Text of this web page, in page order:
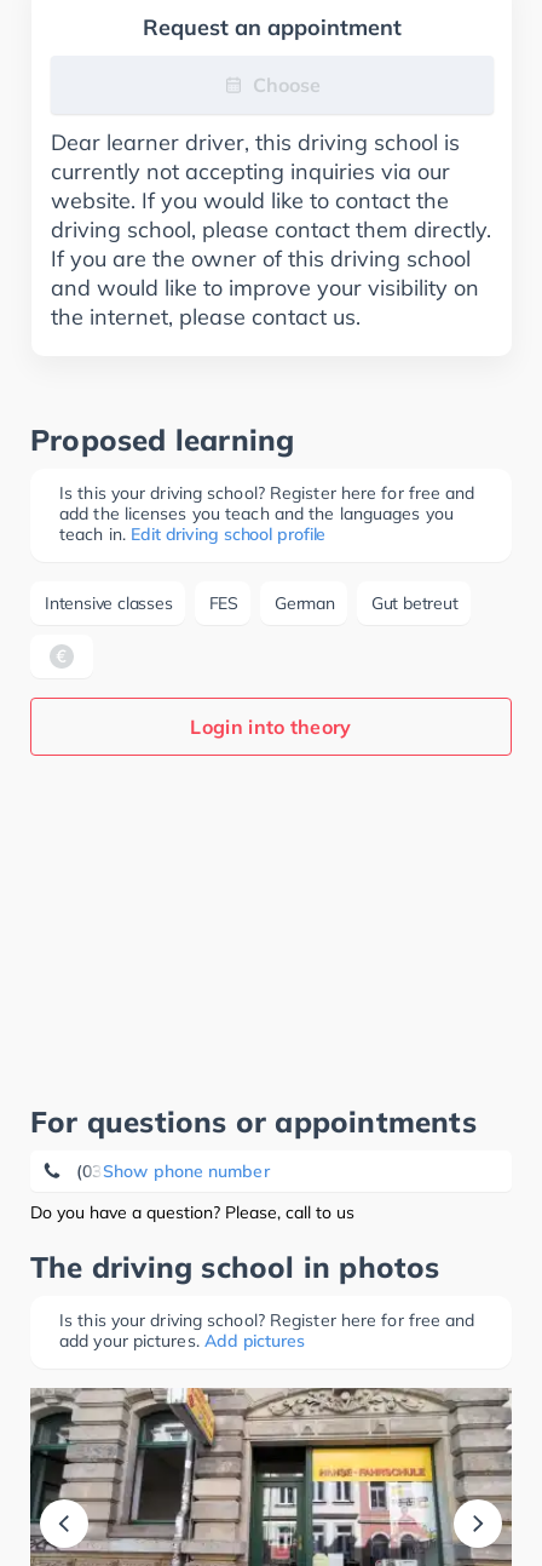
Request an appointment
Choose
Dear learner driver, this driving school is
currently not accepting inquiries via our
website. If you would like to contact the
driving school, please contact them directly.
If you are the owner of this driving school
and would like to improve your visibility on
the internet, please contact us.
Proposed learning
Is this your driving school? Register here for free and
add the licenses you teach and the languages you
teach in. Edit driving school profile
Intensive classes FES German Gut betreut
Login into theory
For questions or appointments
Show phone number
(0351) 8 10 87 44
Do you have a question? Please, call to us
The driving school in photos
Is this your driving school? Register here for free and
add your pictures. Add pictures